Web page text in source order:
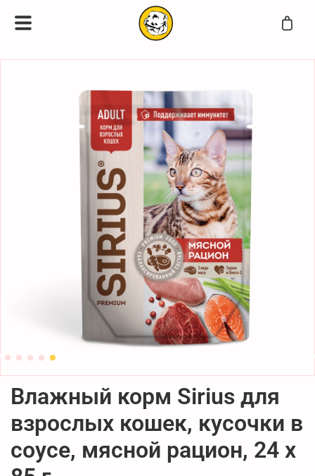
Влажный корм Sirius для
взрослых кошек, кусочки в
соусе, мясной рацион, 24 x